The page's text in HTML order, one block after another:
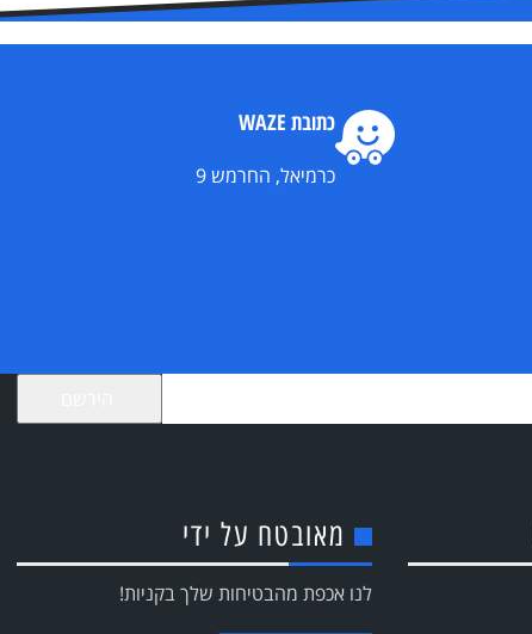
כתובת WAZE
כרמיאל, החרמש 9
מאובטח על ידי
לנו אכפת מהבטיחות שלך בקניות!